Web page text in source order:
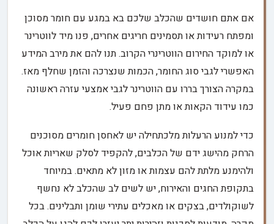
אם אתם חושדים שהכלב שלכם בא במגע עם חומר מסוכן
ומפתח רעידות או תסמינים חריגים אחרים, פנו מיד לווטרינר
או למוקד החירום הווטרינרי הקרוב. תנו להם את מירב המידע
האפשרי לגבי סוג החומר, הכמות שנצרכה והזמן שחלף מאז.
במקרה הצורך בררו עם הווטרינר לגבי אמצעי עזרה ראשונה
כמו עידוד הקאות או מתן פחם פעיל.
כדי למנוע הרעלות מלכתחילה יש לאחסן חומרים מסוכנים
הרחק מהישג ידם של הכלבים, להקפיד לסלק שאריות אוכל
ולהימנע מלתת להם עצמות או מזון לא מתאים. במיוחד
בתקופת החגים והאירוח, יש לשים לב שהכלב לא נחשף
לשוקולדים, בצקים או מאכלים עתירי שומן ותבלינים. בכל